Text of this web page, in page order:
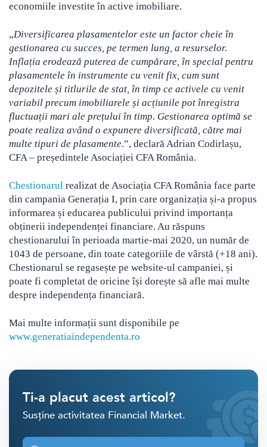
economiile investite în active imobiliare.
„Diversificarea plasamentelor este un factor cheie în
gestionarea cu succes, pe termen lung, a resurselor.
Inflația erodează puterea de cumpărare, în special pentru
plasamentele în instrumente cu venit fix, cum sunt
depozitele și titlurile de stat, în timp ce activele cu venit
variabil precum imobiliarele și acțiunile pot înregistra
fluctuații mari ale prețului în timp. Gestionarea optimă se
poate realiza având o expunere diversificată, către mai
multe tipuri de plasamente.”, declară Adrian Codirlașu,
CFA – președintele Asociației CFA România.
Chestionarul realizat de Asociația CFA România face parte
din campania Generația I, prin care organizația și-a propus
informarea și educarea publicului privind importanța
obținerii independenței financiare. Au răspuns
chestionarului în perioada martie-mai 2020, un număr de
1043 de persoane, din toate categoriile de vârstă (+18 ani).
Chestionarul se regasește pe website-ul campaniei, și
poate fi completat de oricine își dorește să afle mai multe
despre independența financiară.
Mai multe informații sunt disponibile pe
www.generatiaindependenta.ro
Ti-a placut acest articol?
Susține activitatea Financial Market.